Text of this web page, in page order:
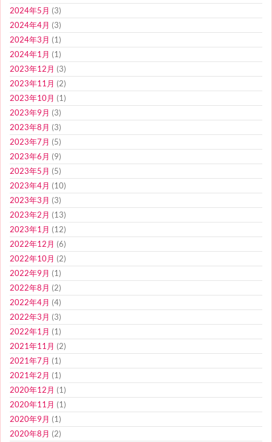
2024年5月 (3)
2024年4月 (3)
2024年3月 (1)
2024年1月 (1)
2023年12月 (3)
2023年11月 (2)
2023年10月 (1)
2023年9月 (3)
2023年8月 (3)
2023年7月 (5)
2023年6月 (9)
2023年5月 (5)
2023年4月 (10)
2023年3月 (3)
2023年2月 (13)
2023年1月 (12)
2022年12月 (6)
2022年10月 (2)
2022年9月 (1)
2022年8月 (2)
2022年4月 (4)
2022年3月 (3)
2022年1月 (1)
2021年11月 (2)
2021年7月 (1)
2021年2月 (1)
2020年12月 (1)
2020年11月 (1)
2020年9月 (1)
2020年8月 (2)